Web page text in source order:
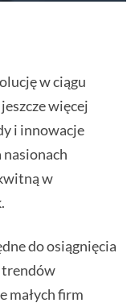
w ciągu
więcej
i innowacje
nasionach
w
do osiągnięcia
trendów
małych firm